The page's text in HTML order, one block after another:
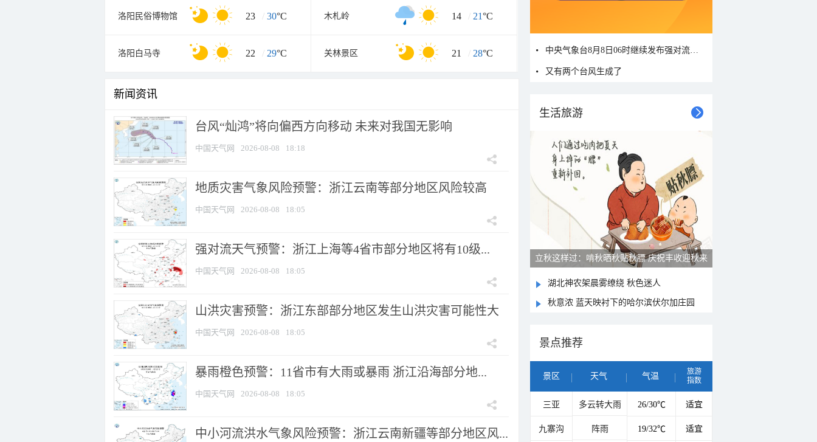
洛阳民俗博物馆 23 / 30°C 木札岭 14 / 21°C
洛阳白马寺 22 / 29°C 关林景区 21 / 28°C
新闻资讯
台风“灿鸿”将向偏西方向移动 未来对我国无影响
中国天气网 2026-08-08 18:18
地质灾害气象风险预警：浙江云南等部分地区风险较高
中国天气网 2026-08-08 18:05
强对流天气预警：浙江上海等4省市部分地区将有10级...
中国天气网 2026-08-08 18:05
山洪灾害预警：浙江东部部分地区发生山洪灾害可能性大
中国天气网 2026-08-08 18:05
暴雨橙色预警：11省市有大雨或暴雨 浙江沿海部分地...
中国天气网 2026-08-08 18:05
中小河流洪水气象风险预警：浙江云南新疆等部分地区风...
中央气象台8月8日06时继续发布强对流天气蓝色预警
又有两个台风生成了
生活旅游
雨后峨眉沟壑尽显 金顶显真容
湖北神农架晨雾缭绕 秋色迷人
秋意浓 蓝天映衬下的哈尔滨伏尔加庄园
景点推荐
景区 天气 气温
旅游
指数
三亚 多云转大雨 26/30℃ 适宜
九寨沟 阵雨 19/32℃ 适宜